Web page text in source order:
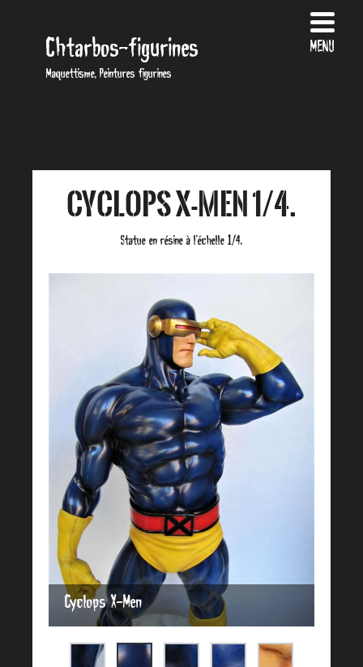
Chtarbos-figurines
Maquettisme, Peintures figurines
Cyclops X-Men 1/4.
Statue en résine à l’échelle 1/4.
Cyclops X-Men
MENU